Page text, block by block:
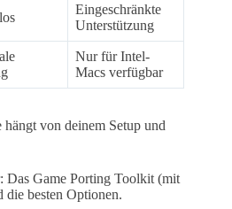
Eingeschränkte
Unterstützung
Nur für Intel-
Macs verfügbar
von deinem Setup und
Das Game Porting Toolkit (mit
besten Optionen.